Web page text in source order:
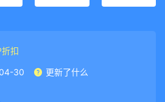
扣
30 更新了什么